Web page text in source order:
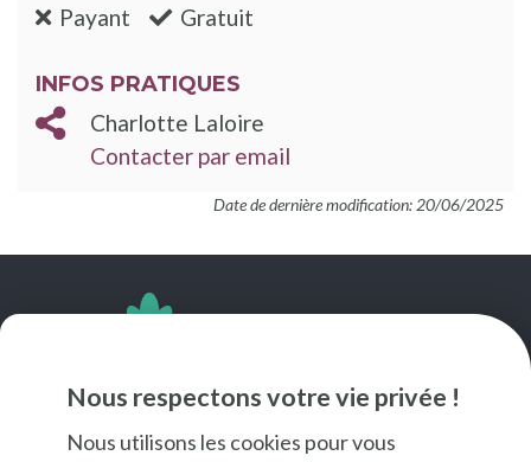
Nous respectons votre vie privée !
Nous utilisons les cookies pour vous
Payant :non Gratuit
INFOS PRATIQUES
Charlotte Laloire
Contacter par email
Date de dernière modification: 20/06/2025